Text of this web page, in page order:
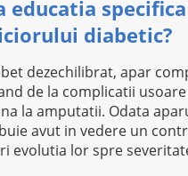
educatia
diabetic?
dezechilibrat, apar
de la complicatii
la amputatii. Odata
avut in vedere un
evolutia lor spre